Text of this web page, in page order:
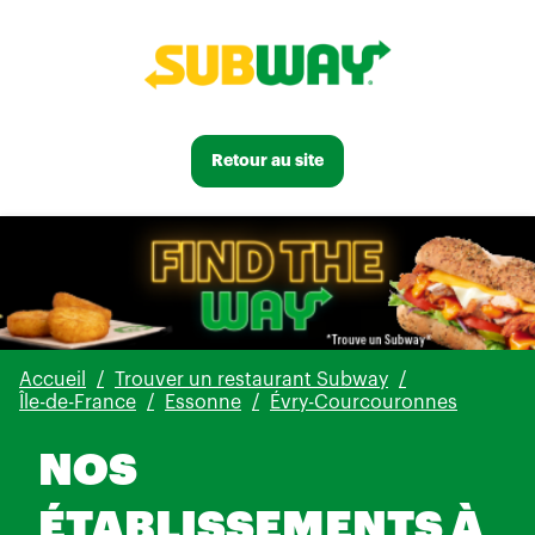
Retour au site
Accueil
Trouver un restaurant Subway
Île-de-France
Essonne Évry-Courcouronnes
NOS